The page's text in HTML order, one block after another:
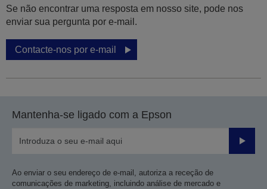
Se não encontrar uma resposta em nosso site, pode nos
enviar sua pergunta por e-mail.
Contacte-nos por e-mail
Mantenha-se ligado com a Epson
Enviar
Ao enviar o seu endereço de e-mail, autoriza a receção de
comunicações de marketing, incluindo análise de mercado e